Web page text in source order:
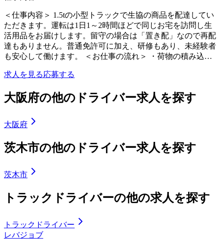
＜仕事内容＞ 1.5tの小型トラックで生協の商品を配達してい
ただきます。運転は1日1～2時間ほどで同じお宅を訪問し生
活用品をお届けします。留守の場合は「置き配」なので再配
達もありません。普通免許可に加え、研修もあり、未経験者
も安心して働けます。 ＜お仕事の流れ＞ ・荷物の積み込…
求人を見る応募する
大阪府の他のドライバー求人を探す
大阪府
茨木市の他のドライバー求人を探す
茨木市
トラックドライバーの他の求人を探す
トラックドライバー
レバジョブ